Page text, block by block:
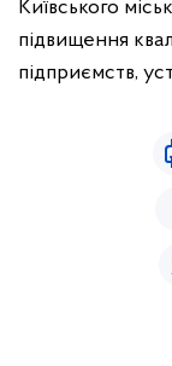
Київського
підвищення
підприємств,